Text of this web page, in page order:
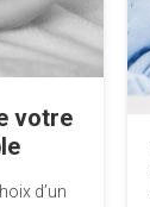
votre
d’un